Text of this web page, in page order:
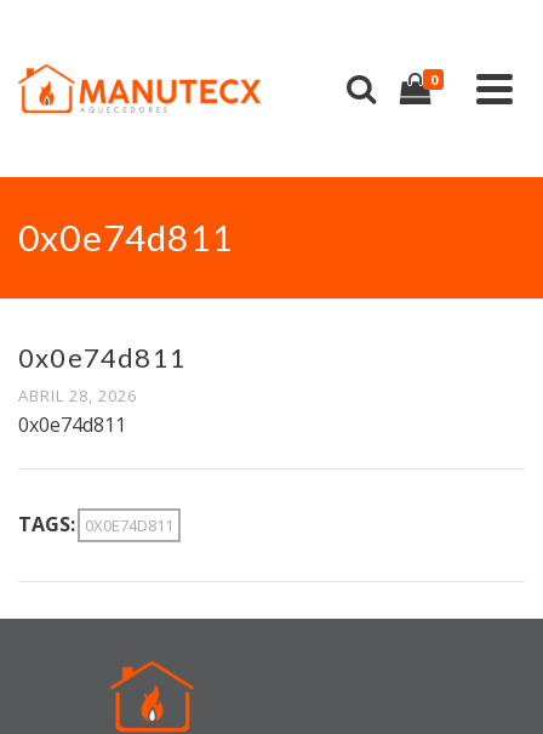
0
0x0e74d811
0x0e74d811
ABRIL 28, 2026
0x0e74d811
TAGS: 0X0E74D811